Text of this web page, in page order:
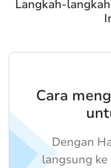
Langkah-
Cara
Dengan
langsung